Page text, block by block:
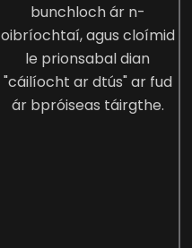
bunchloch ár n-
oibríochtaí, agus cloímid
le prionsabal dian
"cáilíocht ar dtús" ar fud
ár bpróiseas táirgthe.